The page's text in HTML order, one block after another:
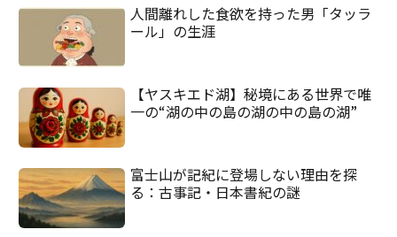
人間離れした食欲を持った男「タッラ
ール」の生涯
【ヤスキエド湖】秘境にある世界で唯
一の“湖の中の島の湖の中の島の湖”
富士山が記紀に登場しない理由を探
る：古事記・日本書紀の謎